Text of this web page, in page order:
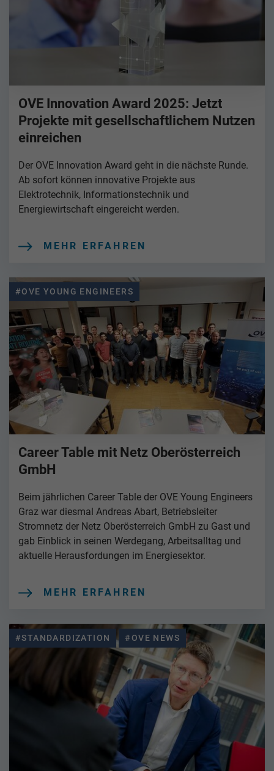
OVE Innovation Award 2025: Jetzt
Projekte mit gesellschaftlichem Nutzen
einreichen
Der OVE Innovation Award geht in die nächste Runde.
Ab sofort können innovative Projekte aus
Elektrotechnik, Informationstechnik und
Energiewirtschaft eingereicht werden.
MEHR ERFAHREN
#OVE YOUNG ENGINEERS
Career Table mit Netz Oberösterreich
GmbH
Beim jährlichen Career Table der OVE Young Engineers
Graz war diesmal Andreas Abart, Betriebsleiter
Stromnetz der Netz Oberösterreich GmbH zu Gast und
gab Einblick in seinen Werdegang, Arbeitsalltag und
aktuelle Herausfordungen im Energiesektor.
MEHR ERFAHREN
#STANDARDIZATION #OVE NEWS